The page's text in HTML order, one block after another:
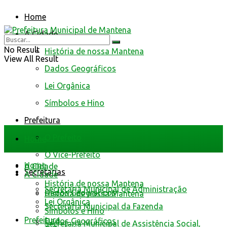
Home
A Cidade
História de nossa Mantena
Dados Geográficos
Lei Orgânica
Símbolos e Hino
Prefeitura
O Vice-Prefeito
Secretarias
Secretaria Municipal de Administração
Secretaria Municipal da Fazenda
Secretaria Municipal de Assistência Social,
No Result
View All Result
Home
A Cidade
História de nossa Mantena
Dados Geográficos
Home
A Cidade
História de nossa Mantena
Dados Geográficos
Lei Orgânica
Símbolos e Hino
Prefeitura